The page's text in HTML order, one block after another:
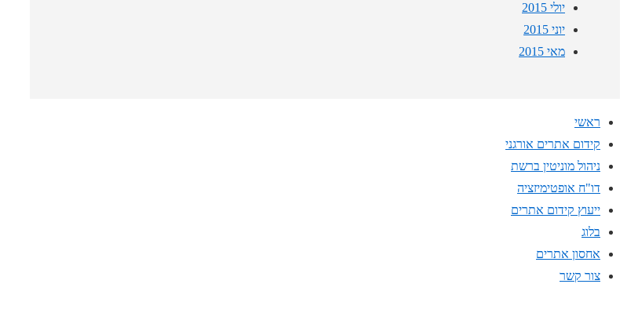
יולי 2015
יוני 2015
מאי 2015
ראשי
קידום אתרים אורגני
ניהול מוניטין ברשת
דו"ח אופטימיזציה
ייעוץ קידום אתרים
בלוג
אחסון אתרים
צור קשר